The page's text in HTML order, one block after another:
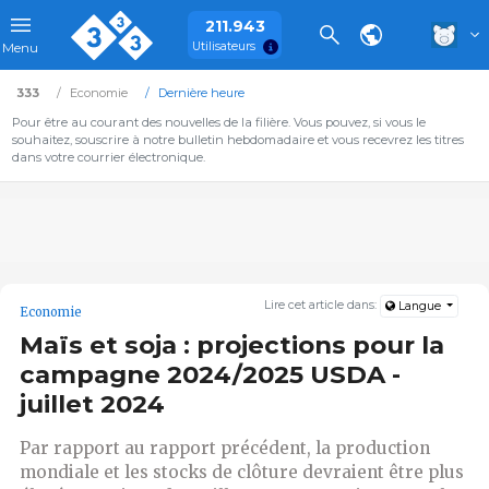
Menu
211.943
Utilisateurs
333 Economie
Dernière heure
Pour être au courant des nouvelles de la filière. Vous pouvez, si vous le
souhaitez, souscrire à notre bulletin hebdomadaire et vous recevrez les titres
dans votre courrier électronique.
Lire cet article dans: Langue
Economie
Maïs et soja : projections pour la
campagne 2024/2025 USDA -
juillet 2024
Par rapport au rapport précédent, la production
mondiale et les stocks de clôture devraient être plus